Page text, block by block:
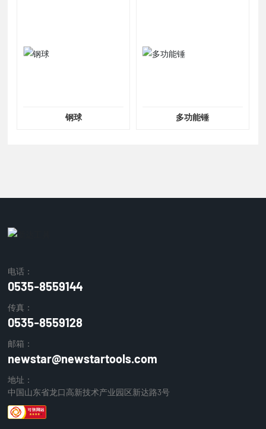
钢球 多功能锤
电话：
0535-8559144
传真：
0535-8559128
邮箱：
newstar@newstartools.com
地址：
中国山东省龙口高新技术产业园区新达路3号